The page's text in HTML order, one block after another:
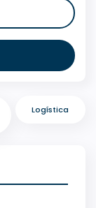
Logística